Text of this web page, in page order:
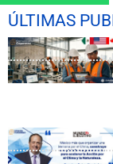
ÚLTIMAS